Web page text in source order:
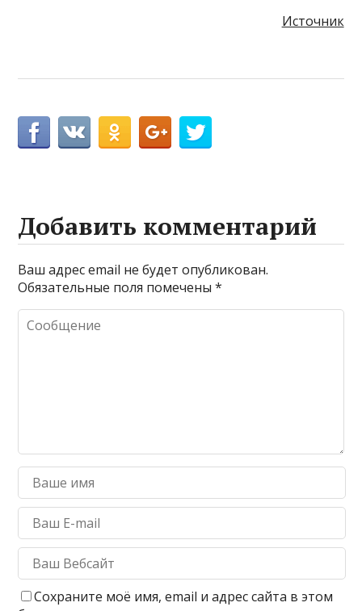
Источник
Добавить комментарий
Ваш адрес email не будет опубликован.
Обязательные поля помечены*
Сохраните моё имя, email и адрес сайта в этом